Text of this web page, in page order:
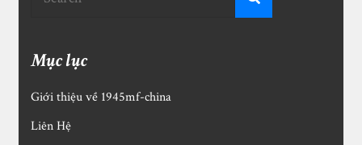
Mục lục
Giới thiệu về 1945mf-china
Liên Hệ